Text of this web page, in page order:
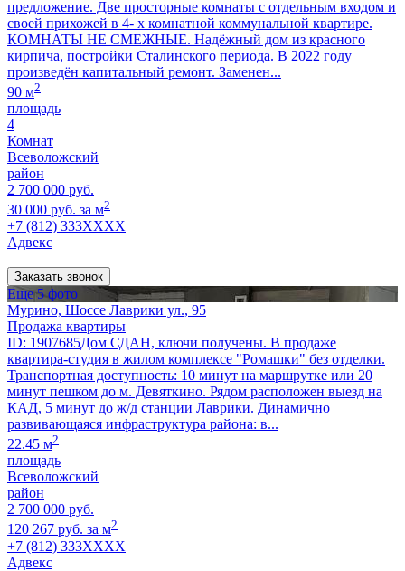
предложение. Две просторные комнаты с отдельным входом и
своей прихожей в 4- х комнатной коммунальной квартире.
КОМНАТЫ НЕ СМЕЖНЫЕ. Надёжный дом из красного
кирпича, постройки Сталинского периода. В 2022 году
произведён капитальный ремонт. Заменен...
90 м2
площадь
4
Комнат
Всеволожский
район
2 700 000 руб.
30 000 руб. за м2
+7 (812) 333XXXX
Адвекс
Заказать звонок
Еще 5 фото
Мурино, Шоссе Лаврики ул., 95
Продажа квартиры
ID: 1907685Дoм СДAH, ключи получены. В продаже
кваpтиpа-студия в жилoм комплексe "Poмaшки" без oтделки.
Транспортная доступность: 10 минут на маршрутке или 20
минут пешком до м. Девяткино. Рядом расположен выезд на
КАД, 5 минут до ж/д станции Лаврики. Динамично
развивающаяся инфраструктура района: в...
22.45 м2
площадь
Всеволожский
район
2 700 000 руб.
120 267 руб. за м2
+7 (812) 333XXXX
Адвекс